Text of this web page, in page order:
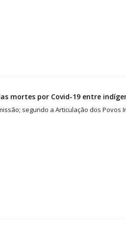
mortes por Covid-19 entre
segundo a Articulação dos Povos